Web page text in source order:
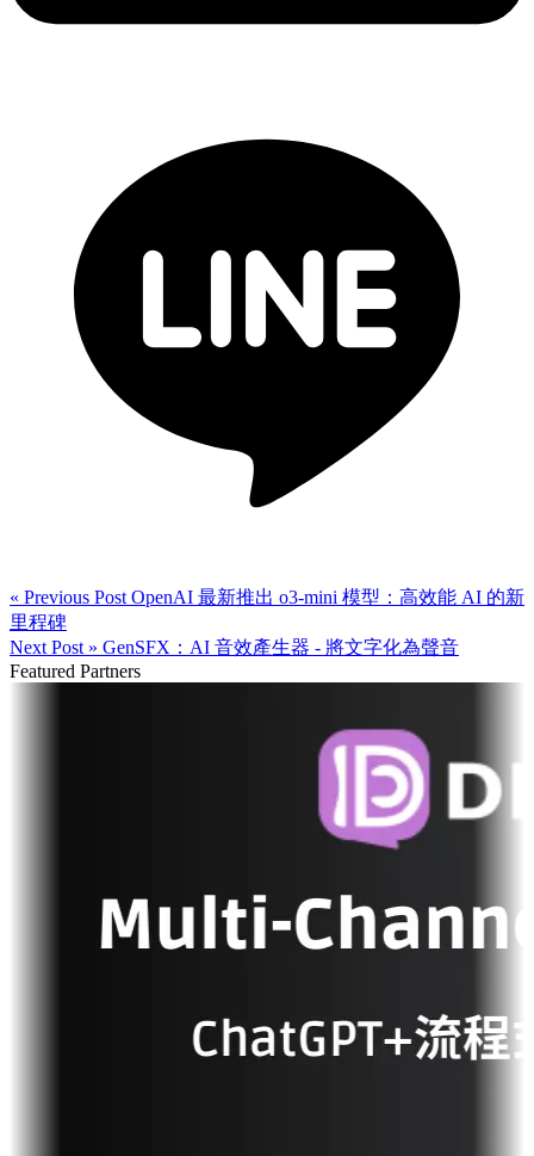
« Previous Post OpenAI 最新推出 o3-mini 模型：高效能 AI 的新
里程碑
Next Post » GenSFX：AI 音效產生器 - 將文字化為聲音
Featured Partners